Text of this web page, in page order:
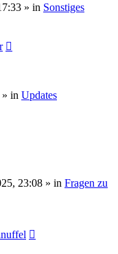
» in Sonstiges
» in Updates
23:08 » in Fragen zu